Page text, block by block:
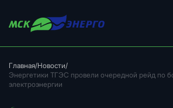
Главная/Новости/
Энергетики ТГЭС провели очередной рейд по
электроэнергии